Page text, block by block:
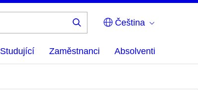
Čeština
Studující Zaměstnanci Absolventi